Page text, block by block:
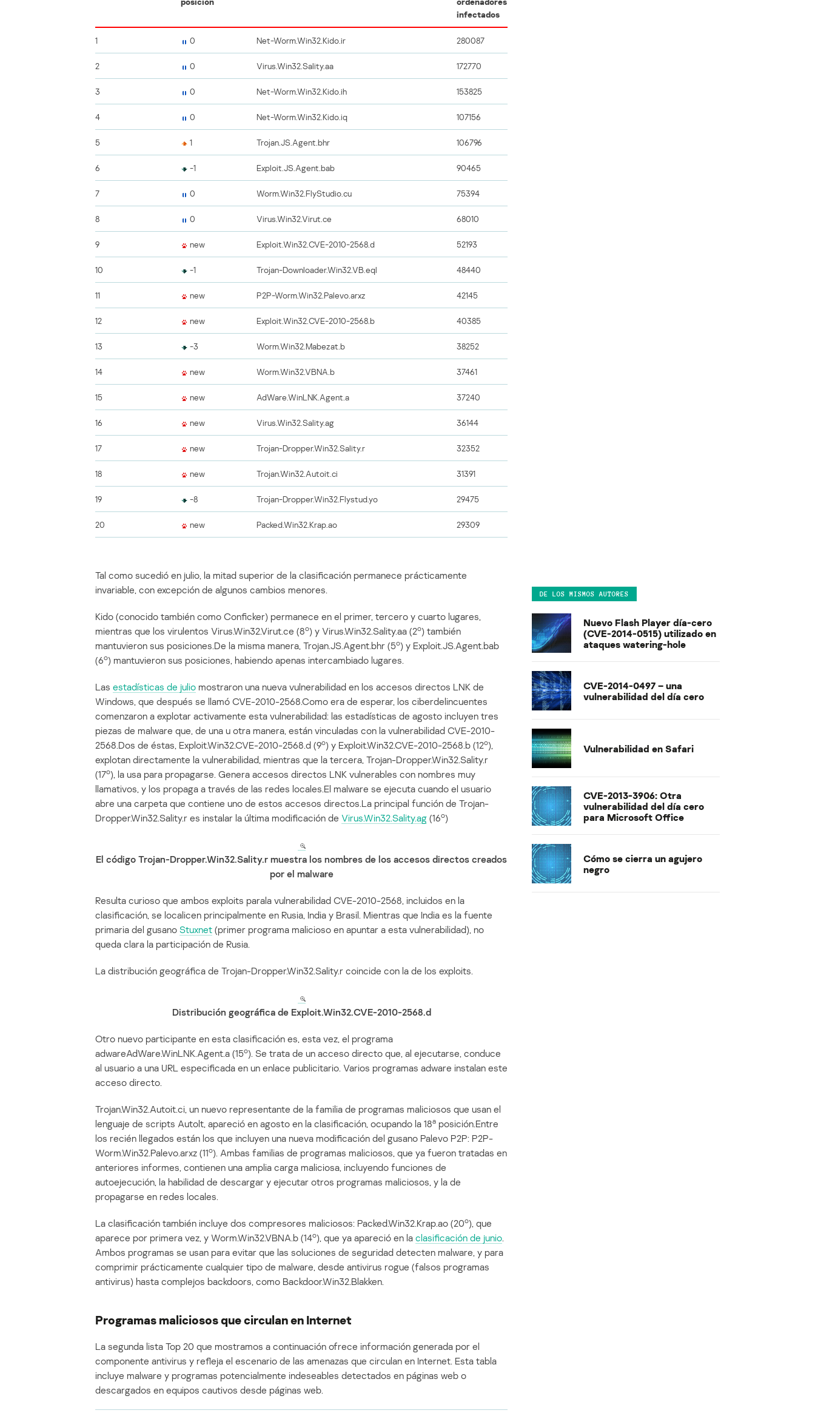
infectados
1 0 Net-Worm.Win32.Kido.ir 280087
2 0 Virus.Win32.Sality.aa 172770
3 0 Net-Worm.Win32.Kido.ih 153825
4 0 Net-Worm.Win32.Kido.iq 107156
5 1 Trojan.JS.Agent.bhr 106796
6 -1 Exploit.JS.Agent.bab 90465
7 0 Worm.Win32.FlyStudio.cu 75394
8 0 Virus.Win32.Virut.ce 68010
9 new Exploit.Win32.CVE-2010-2568.d 52193
10 -1 Trojan-Downloader.Win32.VB.eql 48440
11 new P2P-Worm.Win32.Palevo.arxz 42145
12 new Exploit.Win32.CVE-2010-2568.b 40385
13 -3 Worm.Win32.Mabezat.b 38252
14 new Worm.Win32.VBNA.b 37461
15 new AdWare.WinLNK.Agent.a 37240
16 new Virus.Win32.Sality.ag 36144
17 new Trojan-Dropper.Win32.Sality.r 32352
18 new Trojan.Win32.Autoit.ci 31391
19 -8 Trojan-Dropper.Win32.Flystud.yo 29475
20 new Packed.Win32.Krap.ao 29309
Tal como sucedió en julio, la mitad superior de la clasificación permanece prácticamente
invariable, con excepción de algunos cambios menores.
Kido (conocido también como Conficker) permanece en el primer, tercero y cuarto lugares,
mientras que los virulentos Virus.Win32.Virut.ce (8o) y Virus.Win32.Sality.aa (2o) también
mantuvieron sus posiciones.De la misma manera, Trojan.JS.Agent.bhr (5o) y Exploit.JS.Agent.bab
(6o) mantuvieron sus posiciones, habiendo apenas intercambiado lugares.
Las estadísticas de julio mostraron una nueva vulnerabilidad en los accesos directos LNK de
Windows, que después se llamó CVE-2010-2568.Como era de esperar, los ciberdelincuentes
comenzaron a explotar activamente esta vulnerabilidad: las estadísticas de agosto incluyen tres
piezas de malware que, de una u otra manera, están vinculadas con la vulnerabilidad CVE-2010-
2568.Dos de éstas, Exploit.Win32.CVE-2010-2568.d (9o) y Exploit.Win32.CVE-2010-2568.b (12o),
explotan directamente la vulnerabilidad, mientras que la tercera, Trojan-Dropper.Win32.Sality.r
(17o), la usa para propagarse. Genera accesos directos LNK vulnerables con nombres muy
llamativos, y los propaga a través de las redes locales.El malware se ejecuta cuando el usuario
abre una carpeta que contiene uno de estos accesos directos.La principal función de Trojan-
Dropper.Win32.Sality.r es instalar la última modificación de Virus.Win32.Sality.ag (16o)
El código Trojan-Dropper.Win32.Sality.r muestra los nombres de los accesos directos creados
por el malware
Resulta curioso que ambos exploits parala vulnerabilidad CVE-2010-2568, incluidos en la
clasificación, se localicen principalmente en Rusia, India y Brasil. Mientras que India es la fuente
primaria del gusano Stuxnet (primer programa malicioso en apuntar a esta vulnerabilidad), no
queda clara la participación de Rusia.
La distribución geográfica de Trojan-Dropper.Win32.Sality.r coincide con la de los exploits.
Distribución geográfica de Exploit.Win32.CVE-2010-2568.d
Otro nuevo participante en esta clasificación es, esta vez, el programa
adwareAdWare.WinLNK.Agent.a (15o). Se trata de un acceso directo que, al ejecutarse, conduce
al usuario a una URL especificada en un enlace publicitario. Varios programas adware instalan este
acceso directo.
Trojan.Win32.Autoit.ci, un nuevo representante de la familia de programas maliciosos que usan el
lenguaje de scripts Autolt, apareció en agosto en la clasificación, ocupando la 18a posición.Entre
los recién llegados están los que incluyen una nueva modificación del gusano Palevo P2P: P2P-
Worm.Win32.Palevo.arxz (11o). Ambas familias de programas maliciosos, que ya fueron tratadas en
anteriores informes, contienen una amplia carga maliciosa, incluyendo funciones de
autoejecución, la habilidad de descargar y ejecutar otros programas maliciosos, y la de
propagarse en redes locales.
La clasificación también incluye dos compresores maliciosos: Packed.Win32.Krap.ao (20o), que
aparece por primera vez, y Worm.Win32.VBNA.b (14o), que ya apareció en la clasificación de junio.
Ambos programas se usan para evitar que las soluciones de seguridad detecten malware, y para
comprimir prácticamente cualquier tipo de malware, desde antivirus rogue (falsos programas
antivirus) hasta complejos backdoors, como Backdoor.Win32.Blakken.
Programas maliciosos que circulan en Internet
La segunda lista Top 20 que mostramos a continuación ofrece información generada por el
componente antivirus y refleja el escenario de las amenazas que circulan en Internet. Esta tabla
incluye malware y programas potencialmente indeseables detectados en páginas web o
descargados en equipos cautivos desde páginas web.
DE LOS MISMOS AUTORES
Nuevo Flash Player día-cero
(CVE-2014-0515) utilizado en
ataques watering-hole
CVE-2014-0497 – una
vulnerabilidad del día cero
Vulnerabilidad en Safari
CVE-2013-3906: Otra
vulnerabilidad del día cero
para Microsoft Office
Cómo se cierra un agujero
negro